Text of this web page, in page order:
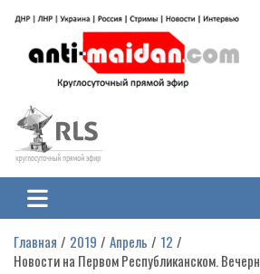
содержимому
Антимайдан:
на Украине
гражданской войне на Украине, включая
ЛНР и других регионах.
Главная 2019 Апрель
12
Новости на Первом Республиканском.